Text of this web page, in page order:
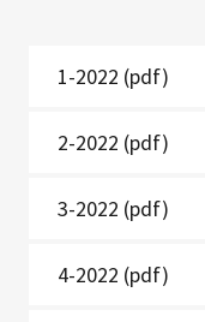
1-2022 (pdf)
2-2022 (pdf)
3-2022 (pdf)
4-2022 (pdf)